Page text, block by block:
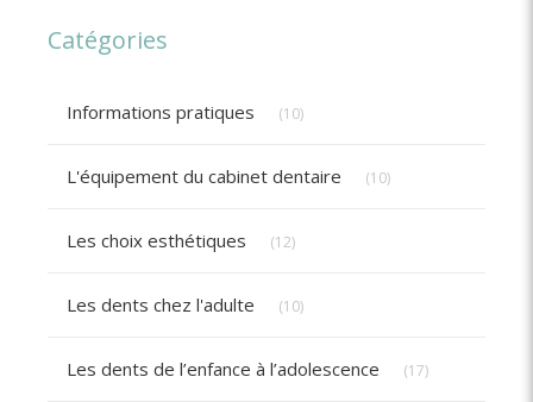
Catégories
Informations pratiques (10)
L'équipement du cabinet dentaire (10)
Les choix esthétiques (12)
Les dents chez l'adulte (10)
Les dents de l’enfance à l’adolescence (17)